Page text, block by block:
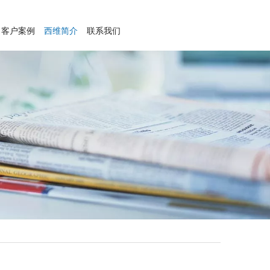
客户案例 西维简介 联系我们